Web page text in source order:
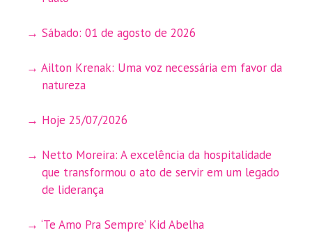
Sábado: 01 de agosto de 2026
Ailton Krenak: Uma voz necessária em favor da
natureza
Hoje 25/07/2026
Netto Moreira: A excelência da hospitalidade
que transformou o ato de servir em um legado
de liderança
‘Te Amo Pra Sempre’ Kid Abelha